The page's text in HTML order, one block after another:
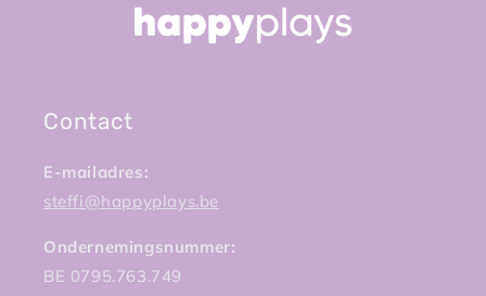
Contact
E-mailadres:
steffi@happyplays.be
Ondernemingsnummer:
BE 0795.763.749